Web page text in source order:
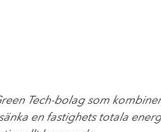
Tech-bolag som
en fastighets totala